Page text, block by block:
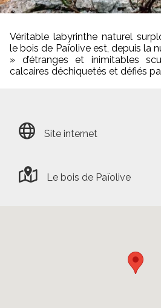
Véritable labyrinthe naturel
le bois de Païolive est, depuis la
» d’étranges et inimitables
calcaires déchiquetés et défiés
Site internet
Le bois de Païolive